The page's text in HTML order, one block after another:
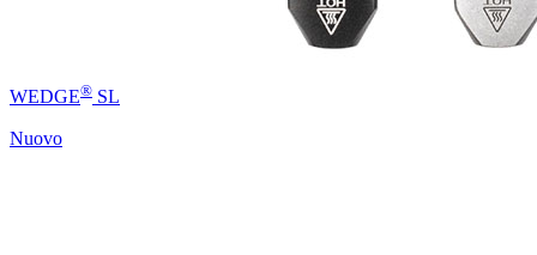
WEDGE® SL
Nuovo